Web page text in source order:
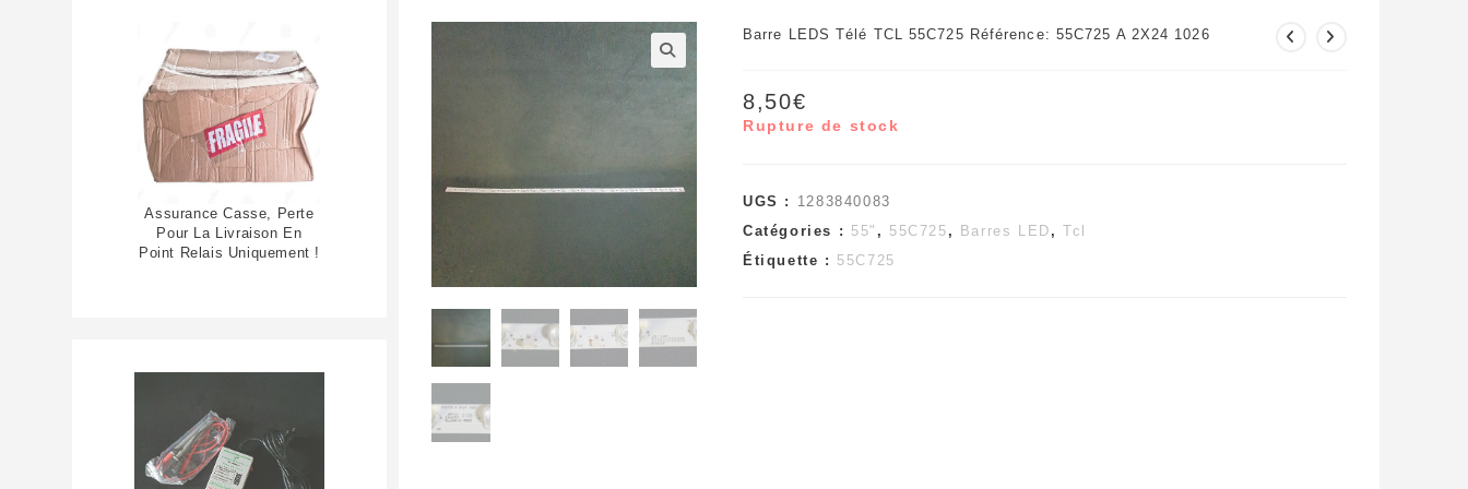
🔍
Barre LEDS Télé TCL 55C725 Référence: 55C725 A 2X24 1026
8,50€
Rupture de stock
UGS : 1283840083
Catégories : 55" , 55C725 , Barres LED , Tcl
Étiquette : 55C725
Assurance Casse, Perte
Pour La Livraison En
Point Relais Uniquement !